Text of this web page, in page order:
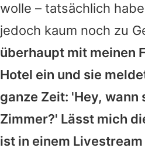
wolle – tatsächlich habe
jedoch kaum noch zu
überhaupt mit meinen
Hotel ein und sie
ganze Zeit: 'Hey, wann
Zimmer?' Lässt mich
ist in einem